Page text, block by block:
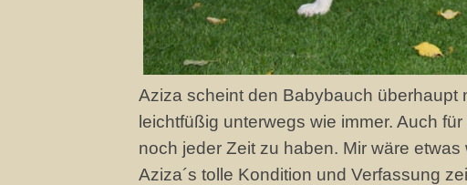
Aziza scheint den Babybauch überhaupt
leichtfüßig unterwegs wie immer. Auch
noch jeder Zeit zu haben. Mir wäre
Aziza´s tolle Kondition und Verfassung